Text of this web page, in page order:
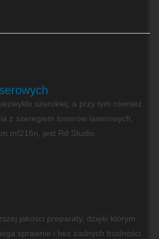
szerokiej, a przy tym również
z szeregiem tonerów laserowych,
mf216n, jest Rd Studio.
jakości preparaty, dzięki którym
sprawnie i bez żadnych trudności.